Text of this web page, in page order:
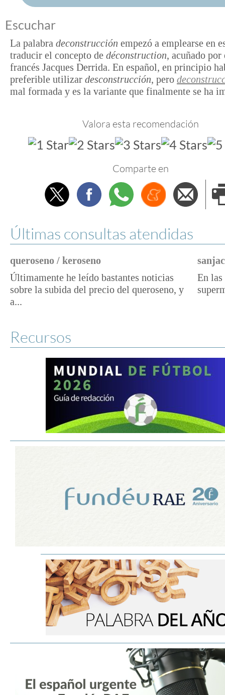
Escuchar
La palabra deconstrucción empezó a emplearse en
traducir el concepto de déconstruction, acuñado
francés Jacques Derrida. En español, en principio
preferible utilizar desconstrucción, pero
mal formada y es la variante que finalmente se ha
Valora esta recomendación
Comparte en
TwitterFacebookWhatsappMenéame
Últimas consultas atendidas
queroseno / keroseno
Últimamente he leído bastantes noticias
sobre la subida del precio del queroseno, y
a...
En las
Recursos